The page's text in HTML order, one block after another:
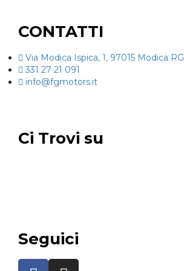
CONTATTI
Via Modica Ispica, 1, 97015 Modica RG
331 27 21 091
info@fgmotors.it
Ci Trovi su
Seguici